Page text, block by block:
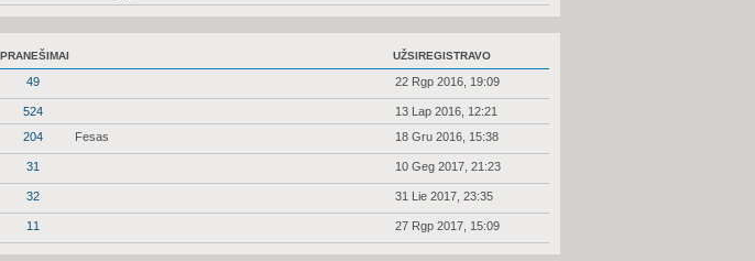
PRANEŠIMAI UŽSIREGISTRAVO
49 22 Rgp 2016, 19:09
524
13 Lap 2016, 12:21
204 Fesas 18 Gru 2016, 15:38
31 10 Geg 2017, 21:23
32 31 Lie 2017, 23:35
11 27 Rgp 2017, 15:09